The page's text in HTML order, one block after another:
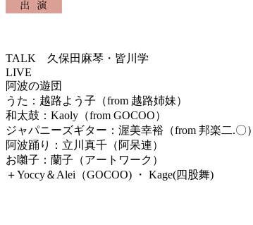
TALK 久保田麻琴・皆川学
LIVE
阿波の遊団
うた：越路よう子（from 越路姉妹）
和太鼓：Kaoly（from GOCOO）
ジャパニーズギター：渥美幸裕 （from 邦楽二.〇）
阿波踊り：立川真千（阿呆連）
お囃子：蘭子（アートワーク）
＋Yoccy＆Alei（GOCOO) ・ Kage(四股舞)